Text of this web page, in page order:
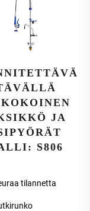
JA
S806
tilannetta